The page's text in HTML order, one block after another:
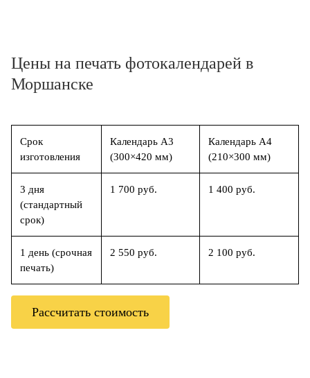
Цены на печать фотокалендарей в
Моршанске
Срок
изготовления
Календарь А3
(300×420 мм)
Календарь А4
(210×300 мм)
3 дня
(стандартный
срок)
1 700 руб. 1 400 руб.
1 день (срочная
печать)
2 550 руб. 2 100 руб.
Рассчитать стоимость